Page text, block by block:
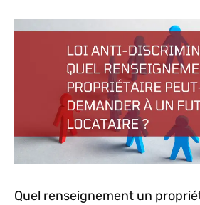
Quel renseignement un